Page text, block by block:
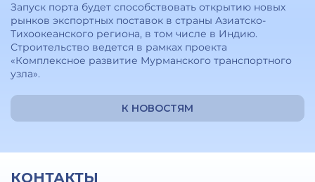
Запуск порта будет способствовать открытию новых
рынков экспортных поставок в страны Азиатско-
Тихоокеанского региона, в том числе в Индию.
Строительство ведется в рамках проекта
«Комплексное развитие Мурманского транспортного
узла».
К НОВОСТЯМ
КОНТАКТЫ